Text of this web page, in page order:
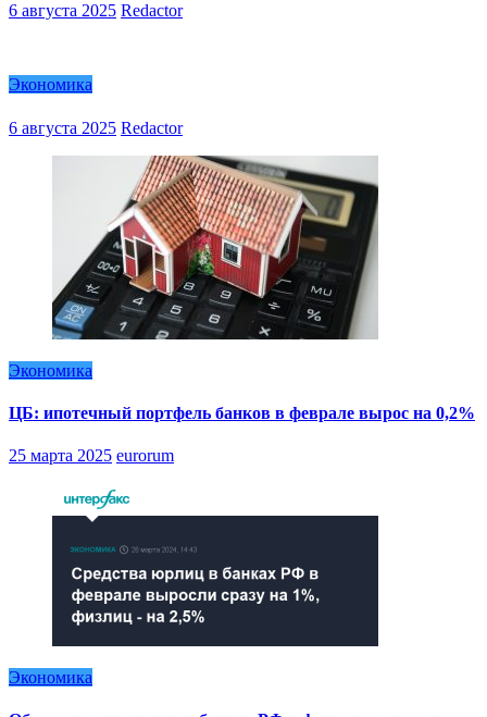
6 августа 2025 Redactor
Экономика
6 августа 2025 Redactor
Экономика
ЦБ: ипотечный портфель банков в феврале вырос на 0,2%
25 марта 2025 eurorum
Экономика